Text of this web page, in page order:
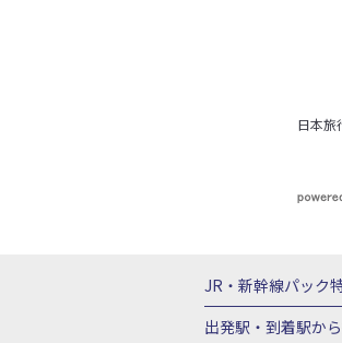
日本旅
JR・新幹線パック
JR・新幹線＋ホテル
出発駅・到着駅か